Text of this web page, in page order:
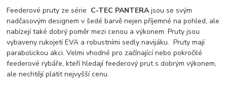
Feederové pruty ze série C-TEC PANTERAjsou se svým
nadčasovým designem v šedé barvě nejen příjemné na pohled, ale
nabízejí také dobrý poměr mezi cenou a výkonem. Pruty jsou
vybaveny rukojetí EVA a robustními sedly navijáku. Pruty mají
parabolickou akci. Velmi vhodné pro začínající nebo pokročilé
feederové rybáře, kteří hledají feederový prut s dobrým výkonem,
ale nechtějí platit nejvyšší cenu.